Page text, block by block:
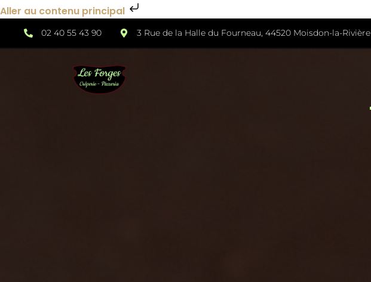
Aller au contenu principal
02 40 55 43 90 3 Rue de la Halle du Fourneau, 44520 Moisdon-la-Rivière